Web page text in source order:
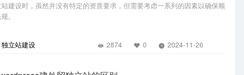
建设时，虽然并没有特定的资质要求，但需要考虑一系列的因素以确保顺
。
独立站建设 2874 0 2024-11-26